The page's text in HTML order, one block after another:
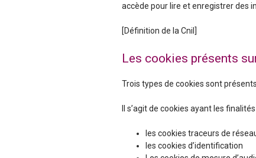
accède pour lire et enregistrer des
[Définition de la Cnil]
Les cookies présents
Trois types de cookies sont
Il s’agit de cookies ayant les
les cookies traceurs de
les cookies d’identification